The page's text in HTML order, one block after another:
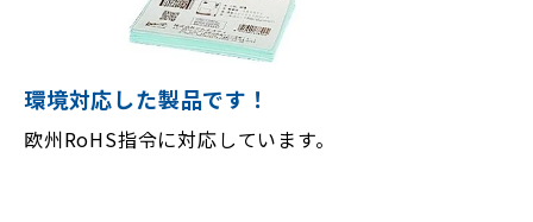
環境対応した製品です！
欧州RoHS指令に対応しています。